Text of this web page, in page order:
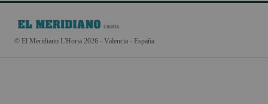
© El Meridiano L'Horta 2026 - Valencia - España